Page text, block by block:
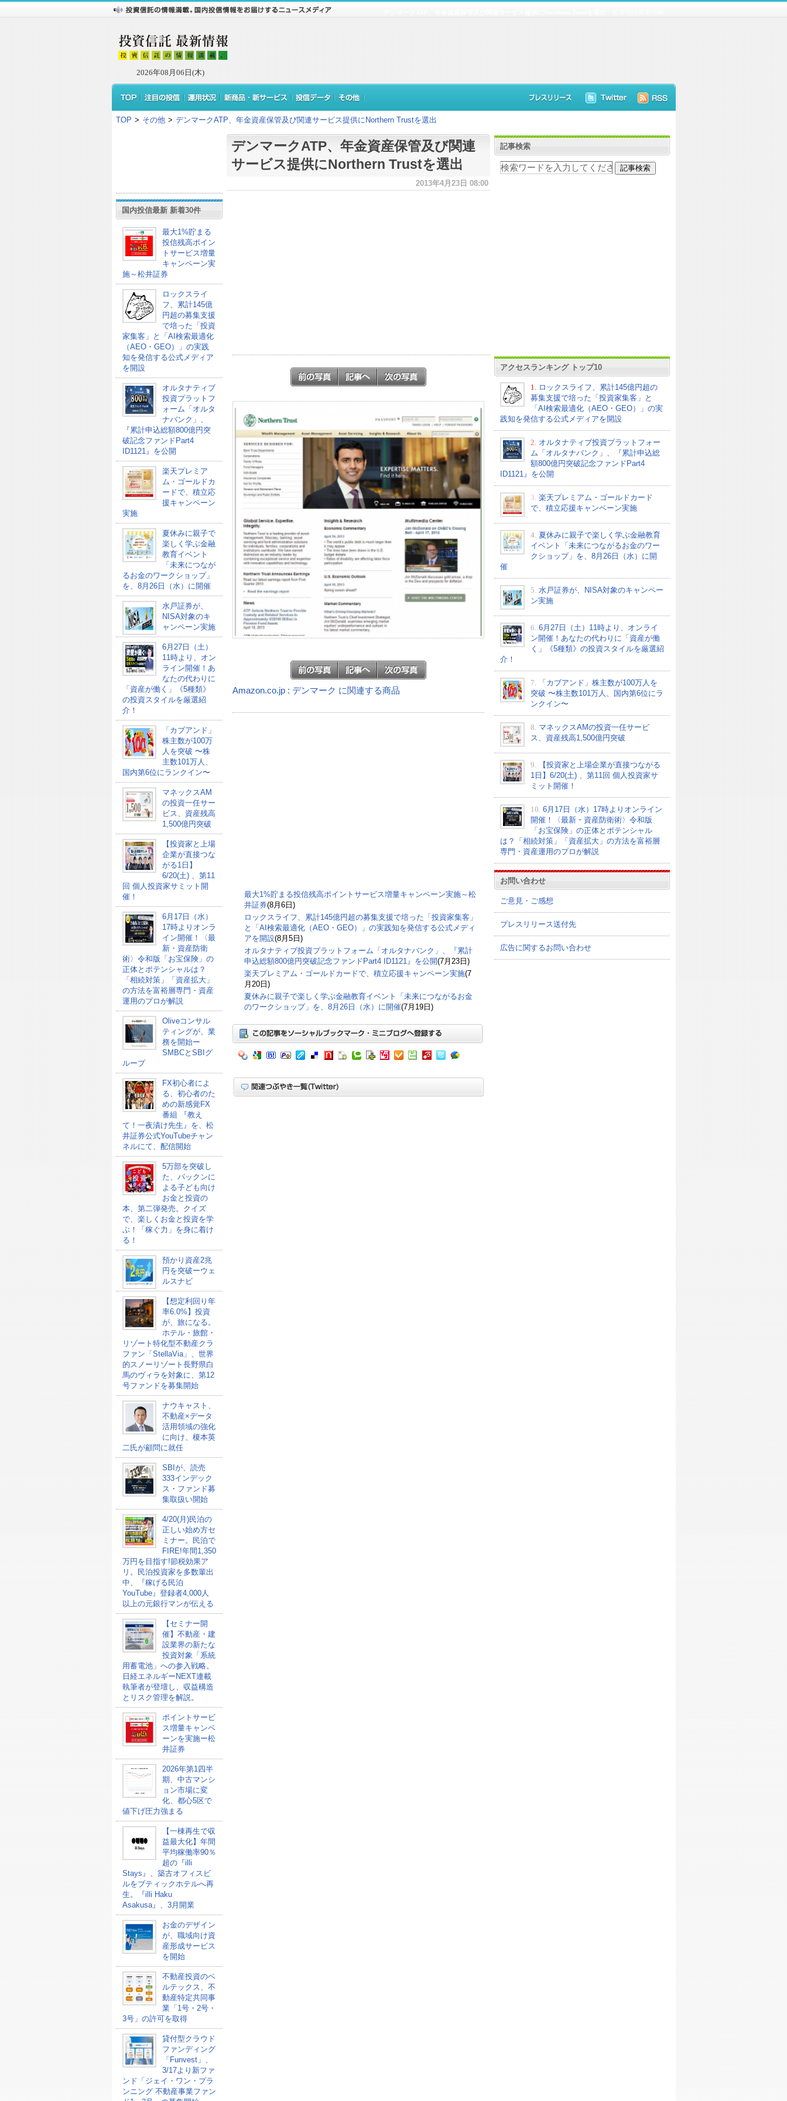
2026年08月06日(木)
TOP > その他 > デンマークATP、年金資産保管及び関連サービス提供にNorthern Trustを選出
国内投信最新 新着30件
最大1%貯まる
投信残高ポイン
トサービス増量
キャンペーン実
施～松井証券
ロックスライ
フ、累計145億
円超の募集支援
で培った「投資
家集客」と「AI検索最適化
（AEO・GEO）」の実践
知を発信する公式メディア
を開設
オルタナティブ
投資プラットフ
ォーム「オルタ
ナバンク」、
『累計申込総額800億円突
破記念ファンドPart4
ID1121』を公開
楽天プレミア
ム・ゴールドカ
ードで、積立応
援キャンペーン
実施
夏休みに親子で
楽しく学ぶ金融
教育イベント
「未来につなが
るお金のワークショップ」
を、8月26日（水）に開催
水戸証券が、
NISA対象のキ
ャンペーン実施
6月27日（土）
11時より、オン
ライン開催！あ
なたの代わりに
「資産が働く」《5種類》
の投資スタイルを厳選紹
介！
「カブアンド」
株主数が100万
人を突破 〜株
主数101万人、
国内第6位にランクイン〜
マネックスAM
の投資一任サー
ビス、資産残高
1,500億円突破
【投資家と上場
企業が直接つな
がる1日】
6/20(土) 、第11
回 個人投資家サミット開
催！
6月17日（水）
17時よりオンラ
イン開催！〈最
新・資産防衛
術〉令和版「お宝保険」の
正体とポテンシャルは？
「相続対策」「資産拡大」
の方法を富裕層専門・資産
運用のプロが解説
Oliveコンサル
ティングが、業
務を開始ー
SMBCとSBIグ
ループ
FX初心者によ
る、初心者のた
めの新感覚FX
番組 『教え
て！一夜漬け先生』を、松
井証券公式YouTubeチャン
ネルにて、配信開始
5万部を突破し
た、パックンに
よる子ども向け
お金と投資の
本、第二弾発売。クイズ
で、楽しくお金と投資を学
ぶ！「稼ぐ力」を身に着け
る！
預かり資産2兆
円を突破ーウェ
ルスナビ
【想定利回り年
率6.0%】投資
が、旅になる。
ホテル・旅館・
リゾート特化型不動産クラ
ファン「StellaVia」、世界
的スノーリゾート長野県白
馬のヴィラを対象に、第12
号ファンドを募集開始
ナウキャスト、
不動産×データ
活用領域の強化
に向け、榎本英
二氏が顧問に就任
SBIが、読売
333インデック
ス・ファンド募
集取扱い開始
4/20(月)民泊の
正しい始め方セ
ミナー。民泊で
FIRE!年間1,350
万円を目指す!節税効果ア
リ。民泊投資家を多数輩出
中、『稼げる民泊
YouTube』登録者4,000人
以上の元銀行マンが伝える
【セミナー開
催】不動産・建
設業界の新たな
投資対象「系統
用蓄電池」への参入戦略。
日経エネルギーNEXT連載
執筆者が登壇し、収益構造
とリスク管理を解説。
ポイントサービ
ス増量キャンペ
ーンを実施ー松
井証券
2026年第1四半
期、中古マンシ
ョン市場に変
化、都心5区で
値下げ圧力強まる
【一棟再生で収
益最大化】年間
平均稼働率90％
超の『illi
Stays』、築古オフィスビ
ルをブティックホテルへ再
生。『illi Haku
Asakusa』、3月開業
お金のデザイン
が、職域向け資
産形成サービス
を開始
不動産投資のベ
ルテックス、不
動産特定共同事
業「1号・2号・
3号」の許可を取得
貸付型クラウド
ファンディング
「Funvest」、
3/17より新ファ
ンド「ジェイ・ワン・プラ
ンニング 不動産事業ファン
デンマークATP、年金資産保管及び関連
サービス提供にNorthern Trustを選出
2013年4月23日 08:00
Amazon.co.jp : デンマーク に関連する商品
最大1%貯まる投信残高ポイントサービス増量キャンペーン実施～松
井証券(8月6日)
ロックスライフ、累計145億円超の募集支援で培った「投資家集客」
と「AI検索最適化（AEO・GEO）」の実践知を発信する公式メディ
アを開設(8月5日)
オルタナティブ投資プラットフォーム「オルタナバンク」、『累計
申込総額800億円突破記念ファンドPart4 ID1121』を公開(7月23日)
楽天プレミアム・ゴールドカードで、積立応援キャンペーン実施(7
月20日)
夏休みに親子で楽しく学ぶ金融教育イベント「未来につながるお金
のワークショップ」を、8月26日（水）に開催(7月19日)
記事検索
アクセスランキング トップ10
1.
ロックスライフ、累計145億円超の
募集支援で培った「投資家集客」と
「AI検索最適化（AEO・GEO）」の実
践知を発信する公式メディアを開設
2. オルタナティブ投資プラットフォー
ム「オルタナバンク」、『累計申込総
額800億円突破記念ファンドPart4
ID1121』を公開
3. 楽天プレミアム・ゴールドカード
で、積立応援キャンペーン実施
4. 夏休みに親子で楽しく学ぶ金融教育
イベント「未来につながるお金のワー
クショップ」を、8月26日（水）に開
催
5. 水戸証券が、NISA対象のキャンペー
ン実施
6. 6月27日（土）11時より、オンライ
ン開催！あなたの代わりに「資産が働
く」《5種類》の投資スタイルを厳選紹
介！
7.
「カブアンド」株主数が100万人を
突破 〜株主数101万人、国内第6位にラ
ンクイン〜
8. マネックスAMの投資一任サービ
ス、資産残高1,500億円突破
9.
【投資家と上場企業が直接つながる
1日】6/20(土) 、第11回 個人投資家サ
ミット開催！
10. 6月17日（水）17時よりオンライン
開催！〈最新・資産防衛術〉令和版
「お宝保険」の正体とポテンシャル
は？「相続対策」「資産拡大」の方法を富裕層
専門・資産運用のプロが解説
お問い合わせ
ご意見・ご感想
プレスリリース送付先
広告に関するお問い合わせ